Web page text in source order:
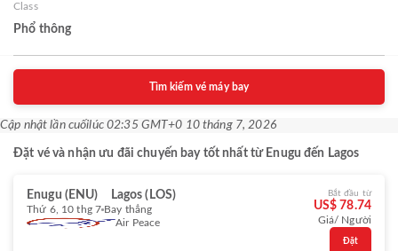
Class
Phổ thông
Tìm kiếm vé máy bay
Cập nhật lần cuốilúc 02:35 GMT+0 10 tháng 7, 2026
Đặt vé và nhận ưu đãi chuyến bay tốt nhất từ Enugu đến Lagos
Enugu (ENU) Lagos (LOS)
Thứ 6, 10 thg 7 Bay thẳng
Air Peace
Bắt đầu từ
US$ 78.74
Giá/ Người
Đặt